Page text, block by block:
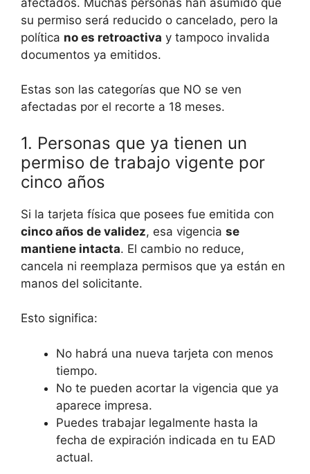
su permiso será reducido o cancelado, pero la
política no es retroactiva y tampoco invalida
documentos ya emitidos.
Estas son las categorías que NO se ven
afectadas por el recorte a 18 meses.
1. Personas que ya tienen un
permiso de trabajo vigente por
cinco años
Si la tarjeta física que posees fue emitida con
cinco años de validez, esa vigencia se
mantiene intacta. El cambio no reduce,
cancela ni reemplaza permisos que ya están en
manos del solicitante.
Esto significa:
No habrá una nueva tarjeta con menos
tiempo.
No te pueden acortar la vigencia que ya
aparece impresa.
Puedes trabajar legalmente hasta la
fecha de expiración indicada en tu EAD
actual.